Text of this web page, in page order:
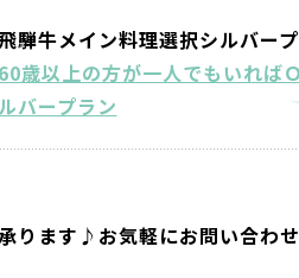
騨牛メイン料理選択シルバー
60歳以上の方が一人でもいれ
バープラン
ります♪お気軽にお問い合わせ